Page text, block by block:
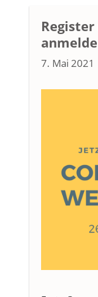
7. Mai 2021